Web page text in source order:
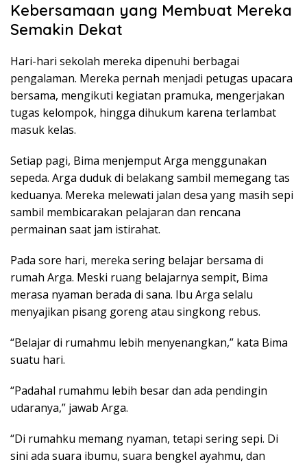
Kebersamaan yang Membuat Mereka
Semakin Dekat
Hari-hari sekolah mereka dipenuhi berbagai
pengalaman. Mereka pernah menjadi petugas upacara
bersama, mengikuti kegiatan pramuka, mengerjakan
tugas kelompok, hingga dihukum karena terlambat
masuk kelas.
Setiap pagi, Bima menjemput Arga menggunakan
sepeda. Arga duduk di belakang sambil memegang tas
keduanya. Mereka melewati jalan desa yang masih sepi
sambil membicarakan pelajaran dan rencana
permainan saat jam istirahat.
Pada sore hari, mereka sering belajar bersama di
rumah Arga. Meski ruang belajarnya sempit, Bima
merasa nyaman berada di sana. Ibu Arga selalu
menyajikan pisang goreng atau singkong rebus.
“Belajar di rumahmu lebih menyenangkan,” kata Bima
suatu hari.
“Padahal rumahmu lebih besar dan ada pendingin
udaranya,” jawab Arga.
“Di rumahku memang nyaman, tetapi sering sepi. Di
sini ada suara ibumu, suara bengkel ayahmu, dan